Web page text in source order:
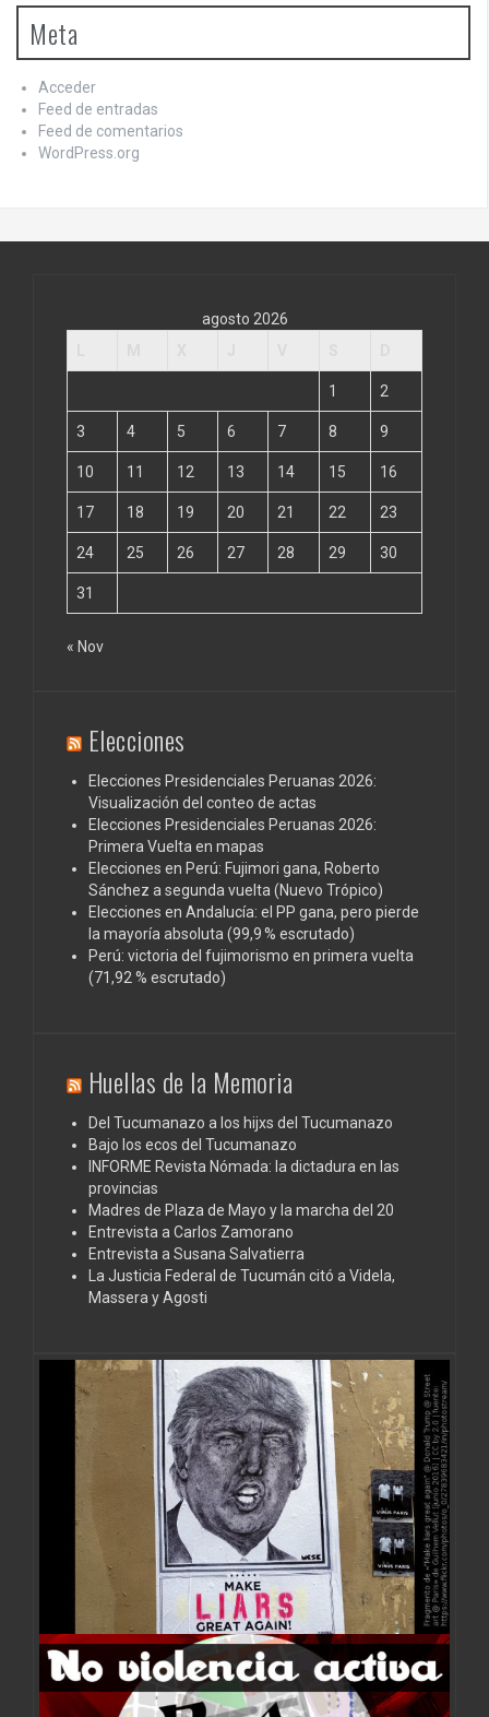
Meta
Acceder
Feed de entradas
Feed de comentarios
WordPress.org
agosto 2026
1 2
3 4 5 6 7 8 9
10 11 12 13 14 15 16
17 18 19 20 21 22 23
24 25 26 27 28 29 30
31
« Nov
Elecciones
Elecciones Presidenciales Peruanas 2026:
Visualización del conteo de actas
Elecciones Presidenciales Peruanas 2026:
Primera Vuelta en mapas
Elecciones en Perú: Fujimori gana, Roberto
Sánchez a segunda vuelta (Nuevo Trópico)
Elecciones en Andalucía: el PP gana, pero pierde
la mayoría absoluta (99,9 % escrutado)
Perú: victoria del fujimorismo en primera vuelta
(71,92 % escrutado)
Huellas de la Memoria
Del Tucumanazo a los hijxs del Tucumanazo
Bajo los ecos del Tucumanazo
INFORME Revista Nómada: la dictadura en las
provincias
Madres de Plaza de Mayo y la marcha del 20
Entrevista a Carlos Zamorano
Entrevista a Susana Salvatierra
La Justicia Federal de Tucumán citó a Videla,
Massera y Agosti